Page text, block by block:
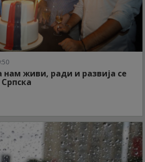
живи, ради и развија се